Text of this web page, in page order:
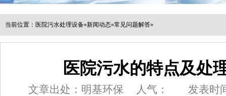
当前位置： 医院污水处理设备»新闻动态»常见问题解答»
医院污水的特点及处
文章出处：明基环保 人气： 发表时